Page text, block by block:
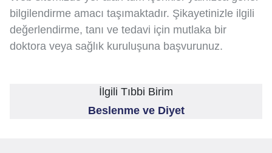
bilgilendirme amacı taşımaktadır. Şikayetinizle ilgili
değerlendirme, tanı ve tedavi için mutlaka bir
doktora veya sağlık kuruluşuna başvurunuz.
İlgili Tıbbi Birim
Beslenme ve Diyet